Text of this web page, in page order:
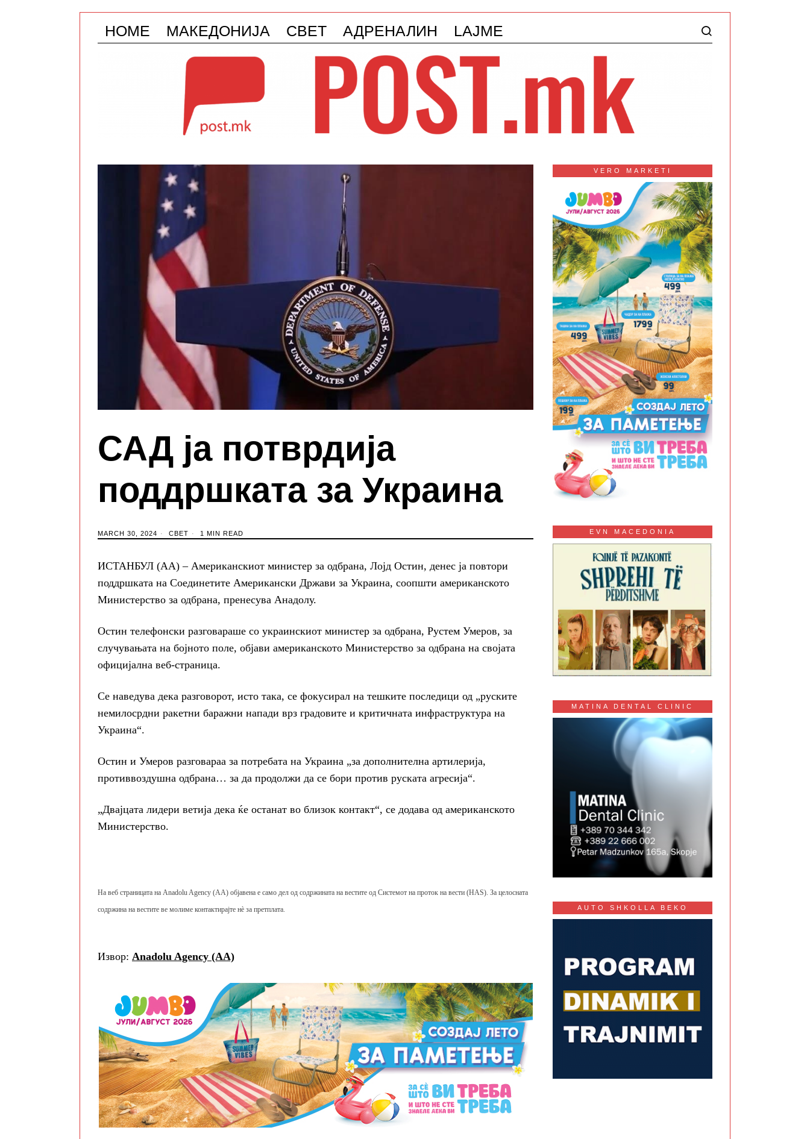
HOME МАКЕДОНИЈА СВЕТ АДРЕНАЛИН LAJME
САД ја потврдија
поддршката за Украина
MARCH 30, 2024 СВЕТ 1 MIN READ
ИСТАНБУЛ (АА) – Американскиот министер за одбрана, Лојд Остин, денес ја повтори
поддршката на Соединетите Американски Држави за Украина, соопшти американското
Министерство за одбрана, пренесува Анадолу.
Остин телефонски разговараше со украинскиот министер за одбрана, Рустем Умеров, за
случувањата на бојното поле, објави американското Министерство за одбрана на својата
официјална веб-страница.
Се наведува дека разговорот, исто така, се фокусирал на тешките последици од „руските
немилосрдни ракетни баражни напади врз градовите и критичната инфраструктура на
Украина“.
Остин и Умеров разговараа за потребата на Украина „за дополнителна артилерија,
противвоздушна одбрана… за да продолжи да се бори против руската агресија“.
„Двајцата лидери ветија дека ќе останат во близок контакт“, се додава од американското
Министерство.
На веб страницата на Anadolu Agency (AA) објавена е само дел од содржината на вестите од Системот на проток на вести (HAS). За целосната
содржина на вестите ве молиме контактирајте нè за претплата.
Извор: Anadolu Agency (AA)
VERO MARKETI
EVN MACEDONIA
MATINA DENTAL CLINIC
AUTO SHKOLLA BEKO